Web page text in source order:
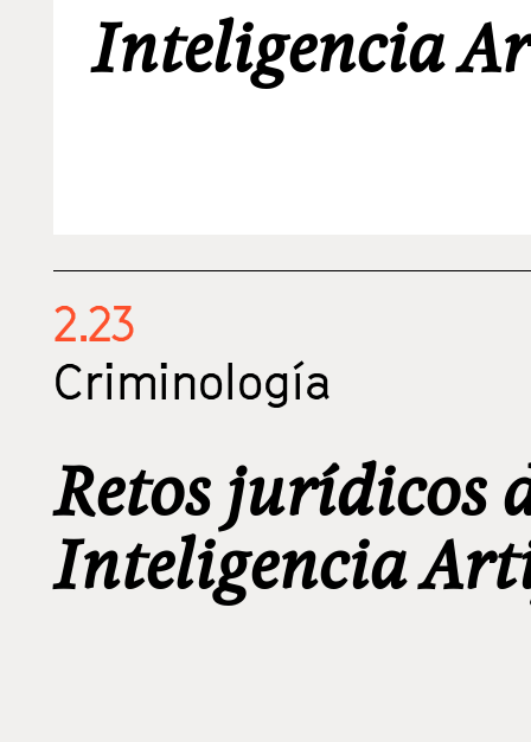
Inteligencia
2.23
Criminología
Retos jurídicos
Inteligencia